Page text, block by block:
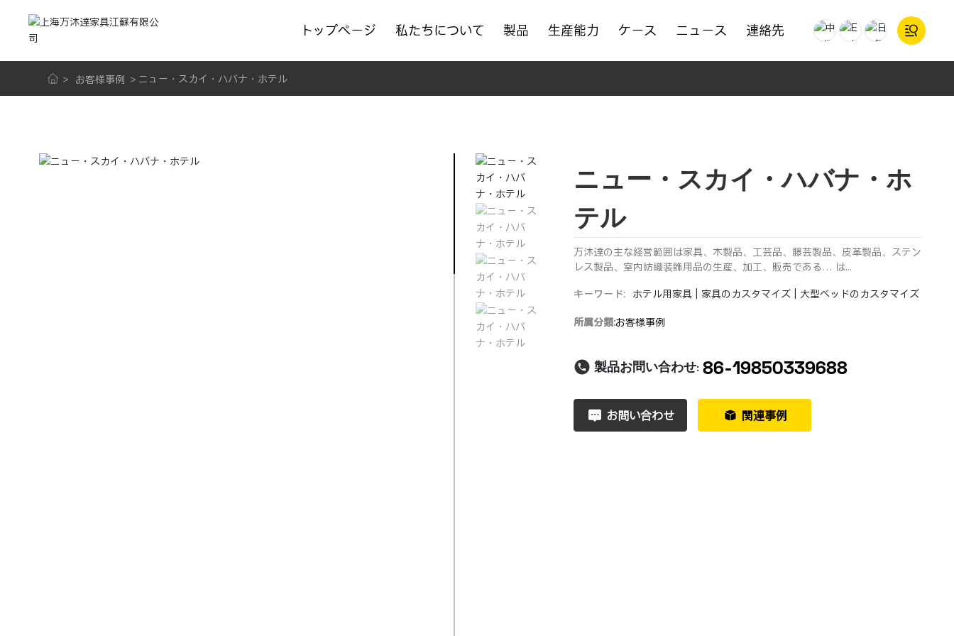
トップページ 私たちについて 製品 生産能力 ケース ニュース 連絡先
お客様事例 ニュー・スカイ・ハバナ・ホテル
ニュー・スカイ・ハバナ・ホ
テル
万沐達の主な経営範囲は家具、木製品、工芸品、藤芸製品、皮革製品、ステン
レス製品、室内紡織装飾用品の生産、加工、販売である… は...
キーワード: ホテル用家具 | 家具のカスタマイズ | 大型ベッドのカスタマイズ
所属分類:お客様事例
製品お問い合わせ: 86-19850339688
お問い合わせ 関連事例